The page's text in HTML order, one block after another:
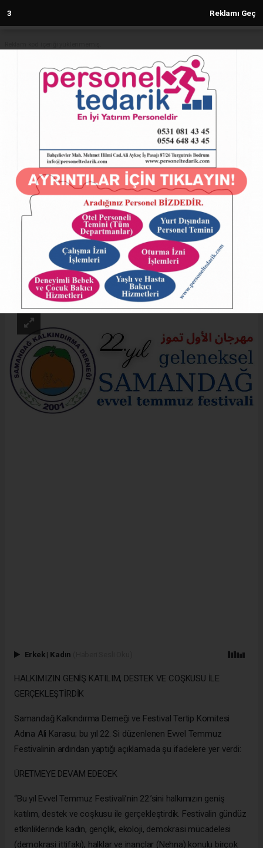
2 Reklamı Geç
Anasayfa KÜLTÜR
HALKIMIZIN GENİŞ KATILIM,
DESTEK VE COŞKUSU İLE
GERÇEKLEŞTİRDİK
KÜLTÜR
26.07.2022 - 15:19, Güncelleme: 21.09.2022 - 11:39
13637+ kez okundu.
HALKIMIZIN GENİŞ KATILIM, DESTEK VE COŞKUSU
İLE GERÇEKLEŞTİRDİK
ABONE OL
Erkek | Kadın
HALKIMIZIN GENİŞ KATILIM, DESTEK VE COŞKUSU İLE
GERÇEKLEŞTİRDİK
Samandağ Kalkındırma Derneği ve Festival Tertip Komitesi
Adına Ali Karasu; bu yıl 22. Si düzenlenen Evvel Temmuz
Festivalinin ardından yaptığı açıklamada şu ifadelere yer verdi:
ÜRETMEYE DEVAM EDECEK
“Bu yıl Evvel Temmuz Festivali’nin 22.’sini halkımızın geniş
katılım, destek ve coşkusu ile gerçekleştirdik. Festivalin gündüz
etkinliklerinde kadın, gençlik, ekoloji, demokrasi mücadelesi
(demokrasi ittifakı), halklar ve inançlar (Nehna) konulu birçok